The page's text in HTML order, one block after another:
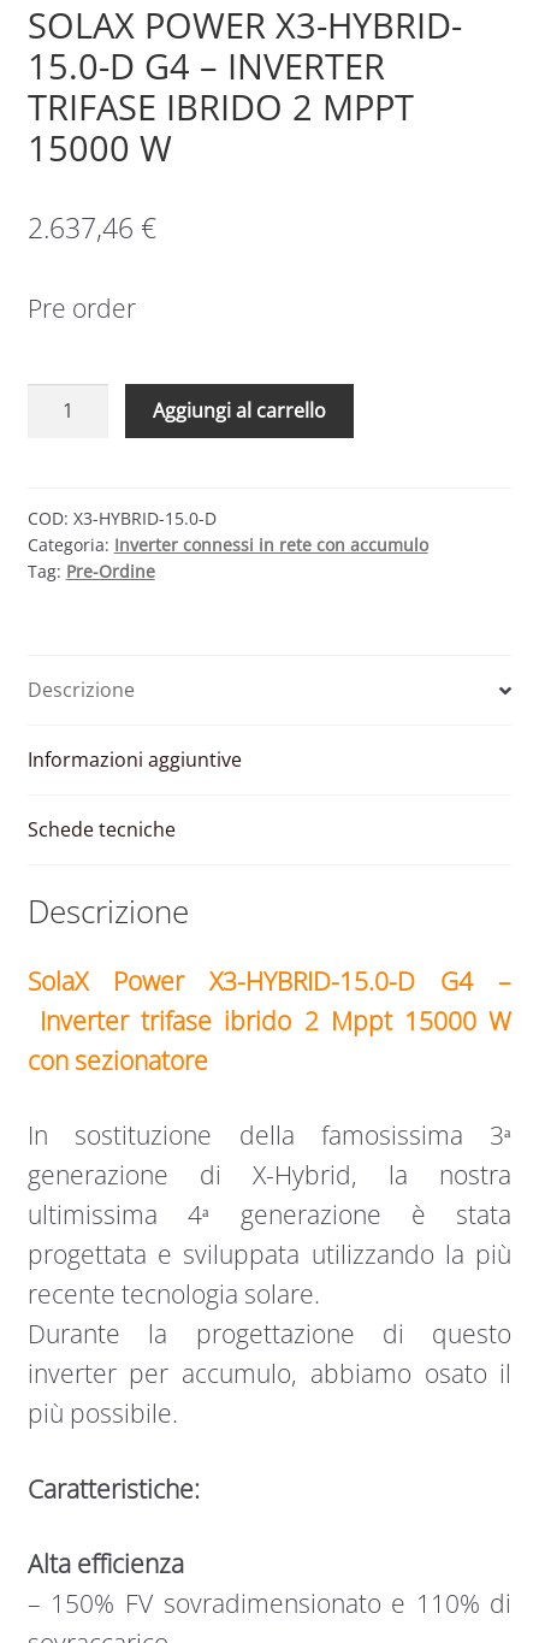
SOLAX POWER X3-HYBRID-
15.0-D G4 – INVERTER
TRIFASE IBRIDO 2 MPPT
15000 W
2.637,46 €
Pre order
SOLAX
15.0-
D
G4
IBRIDO
MPPT
W
Aggiungi al carrello
COD: X3-HYBRID-15.0-D
Categoria: Inverter connessi in rete con accumulo
Tag: Pre-Ordine
Descrizione
Informazioni aggiuntive
Schede tecniche
Descrizione
SolaX Power X3-HYBRID-15.0-D G4 –
Inverter trifase ibrido 2 Mppt 15000 W
con sezionatore
In sostituzione della famosissima 3ᵃ
generazione di X-Hybrid, la nostra
ultimissima 4ᵃ generazione è stata
progettata e sviluppata utilizzando la più
recente tecnologia solare.
Durante la progettazione di questo
inverter per accumulo, abbiamo osato il
più possibile.
Caratteristiche:
Alta efficienza
– 150% FV sovradimensionato e 110% di